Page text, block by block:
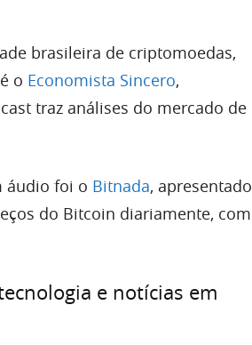
brasileira de criptomoedas,
o Economista Sincero,
traz análises do mercado de
áudio foi o Bitnada, apresentado
do Bitcoin diariamente, com
e notícias em